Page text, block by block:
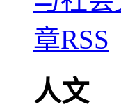
人文